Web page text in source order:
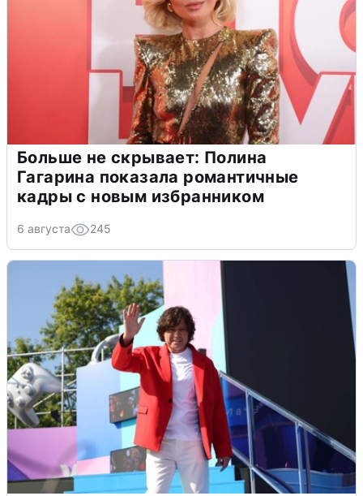
Больше не скрывает: Полина
Гагарина показала романтичные
кадры с новым избранником
6 августа 245